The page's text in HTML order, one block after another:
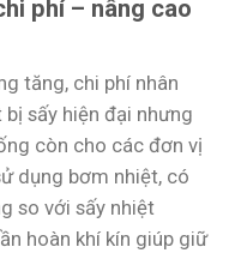
phí – nâng cao
tăng, chi phí nhân
sấy hiện đại nhưng
còn cho các đơn vị
dụng bơm nhiệt, có
so với sấy nhiệt
hoàn khí kín giúp giữ